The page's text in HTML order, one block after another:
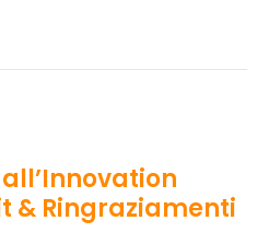
& Ringraziamenti